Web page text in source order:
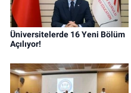
Üniversitelerde 16 Yeni Bölüm
Açılıyor!